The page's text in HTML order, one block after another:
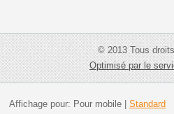
© 2013 Tous
Optimisé par le
Affichage pour: Pour mobile| Standard